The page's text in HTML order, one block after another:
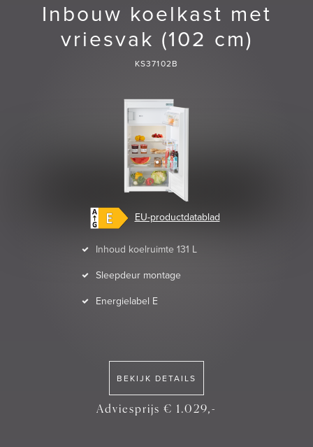
Inbouw koelkast met
vriesvak (102 cm)
KS37102B
EU-productdatablad
Inhoud koelruimte 131 L
Sleepdeur montage
Energielabel E
BEKIJK DETAILS
Adviesprijs € 1.029,-